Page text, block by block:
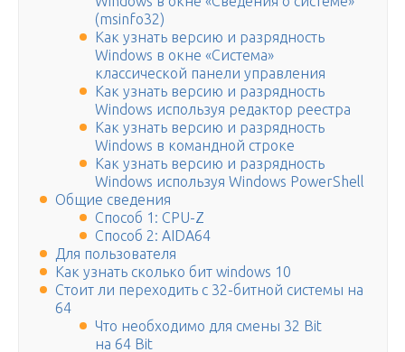
(msinfo32)
Как узнать версию и разрядность
Windows в окне «Система»
классической панели управления
Как узнать версию и разрядность
Windows используя редактор реестра
Как узнать версию и разрядность
Windows в командной строке
Как узнать версию и разрядность
Windows используя Windows PowerShell
Общие сведения
Способ 1: CPU-Z
Способ 2: AIDA64
Для пользователя
Как узнать сколько бит windows 10
Стоит ли переходить с 32-битной системы на
64
Что необходимо для смены 32 Bit
на 64 Bit